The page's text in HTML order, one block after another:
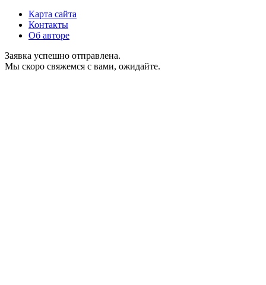
Карта сайта
Контакты
Об авторе
Заявка успешно отправлена.
Мы скоро свяжемся с вами, ожидайте.